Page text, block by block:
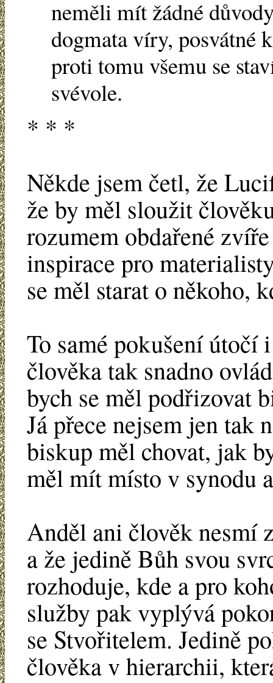
neměli mít žádné
dogmata víry, posvátné
proti tomu všemu se
svévole.
* * *
Někde jsem četl, že
že by měl sloužit
rozumem obdařené
inspirace pro
se měl starat o někoho,
To samé pokušení útočí
člověka tak snadno
bych se měl podřizovat
Já přece nejsem jen tak
biskup měl chovat, jak
měl mít místo v synodu
Anděl ani člověk nesmí
a že jedině Bůh svou
rozhoduje, kde a pro
služby pak vyplývá
se Stvořitelem. Jedině
člověka v hierarchii,